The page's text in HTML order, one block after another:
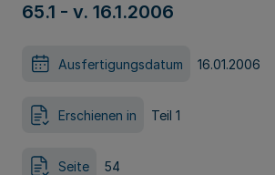
65.1 - v. 16.1.2006
Ausfertigungsdatum 16.01.2006
Erschienen in Teil 1
Seite 54